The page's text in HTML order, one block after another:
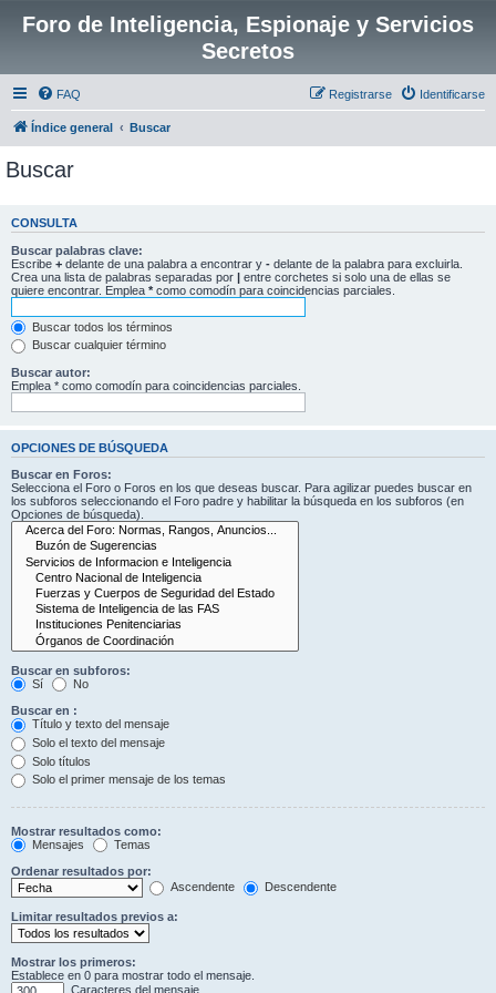
Foro de Inteligencia, Espionaje y Servicios
Secretos
FAQ Identificarse
Registrarse
Índice general Buscar
Buscar
CONSULTA
Buscar palabras clave:
Escribe + delante de una palabra a encontrar y - delante de la palabra para excluirla.
Crea una lista de palabras separadas por | entre corchetes si solo una de ellas se
quiere encontrar. Emplea * como comodín para coincidencias parciales.
Buscar todos los términos
Buscar cualquier término
Buscar autor:
Emplea * como comodín para coincidencias parciales.
OPCIONES DE BÚSQUEDA
Buscar en Foros:
Selecciona el Foro o Foros en los que deseas buscar. Para agilizar puedes buscar en
los subforos seleccionando el Foro padre y habilitar la búsqueda en los subforos (en
Opciones de búsqueda).
Buscar en subforos:
Sí
No
Buscar en :
Título y texto del mensaje
Solo el texto del mensaje
Solo títulos
Solo el primer mensaje de los temas
Mostrar resultados como:
Mensajes
Temas
Ordenar resultados por:
Ascendente
Descendente
Limitar resultados previos a:
Mostrar los primeros:
Establece en 0 para mostrar todo el mensaje.
Caracteres del mensaje